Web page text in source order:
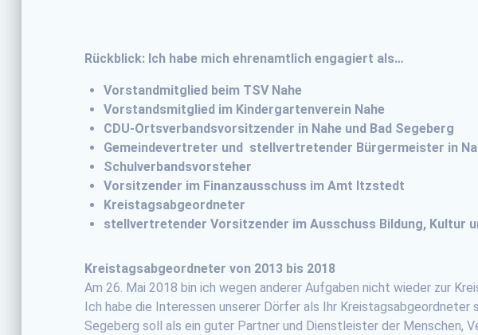
Rückblick: Ich habe mich ehrenamtlich engagiert als…
Vorstandmitglied beim TSV Nahe
Vorstandsmitglied im Kindergartenverein Nahe
CDU-Ortsverbandsvorsitzender in Nahe und Bad Segeberg
Gemeindevertreter und stellvertretender Bürgermeister in
Schulverbandsvorsteher
Vorsitzender im Finanzausschuss im Amt Itzstedt
Kreistagsabgeordneter
stellvertretender Vorsitzender im Ausschuss Bildung, Kultur
Kreistagsabgeordneter von 2013 bis 2018
Am 26. Mai 2018 bin ich wegen anderer Aufgaben nicht wieder zur
Ich habe die Interessen unserer Dörfer als Ihr
Segeberg soll als ein guter Partner und Dienstleister der Menschen,